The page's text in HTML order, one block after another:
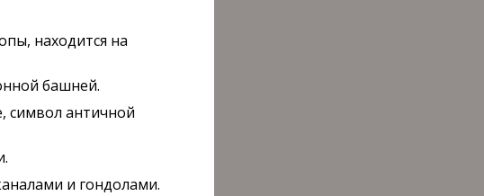
находится на
башней.
символ античной
и гондолами.